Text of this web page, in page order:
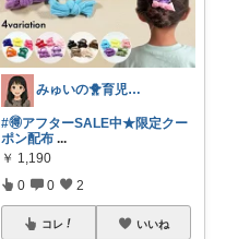
みゅいの🐥育児×時短×コスパ☀️朝コレ
#🉐アフターSALE中★限定クー
ポン配布 ...
￥ 1,190
0 0 2
コレ いいね